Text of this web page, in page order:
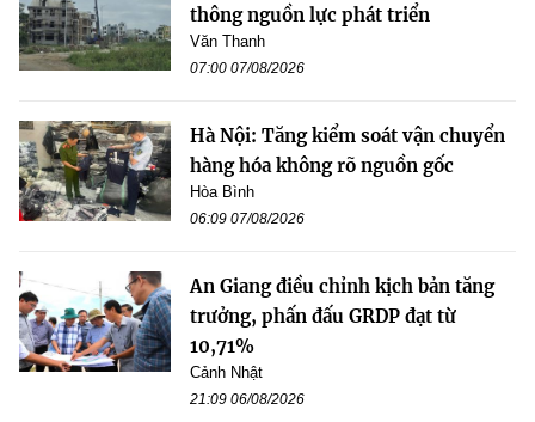
thông nguồn lực phát triển
Văn Thanh
07:00 07/08/2026
Hà Nội: Tăng kiểm soát vận chuyển
hàng hóa không rõ nguồn gốc
Hòa Bình
06:09 07/08/2026
An Giang điều chỉnh kịch bản tăng
trưởng, phấn đấu GRDP đạt từ
10,71%
Cảnh Nhật
21:09 06/08/2026